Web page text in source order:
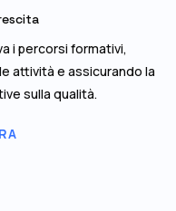
i percorsi formativi,
attività e assicurando la
sulla qualità.